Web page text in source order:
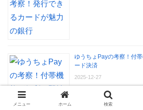
ゆうちょPayの考察！付
ード決済
2025-12-27
メニュー ホーム 検索